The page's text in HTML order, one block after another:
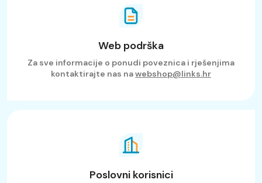
Web podrška
Za sve informacije o ponudi poveznica i rješenjima
kontaktirajte nas nawebshop@links.hr
Poslovni korisnici